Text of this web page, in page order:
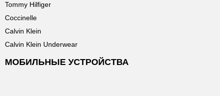
Tommy Hilfiger
Coccinelle
Calvin Klein
Calvin Klein Underwear
МОБИЛЬНЫЕ УСТРОЙСТВА